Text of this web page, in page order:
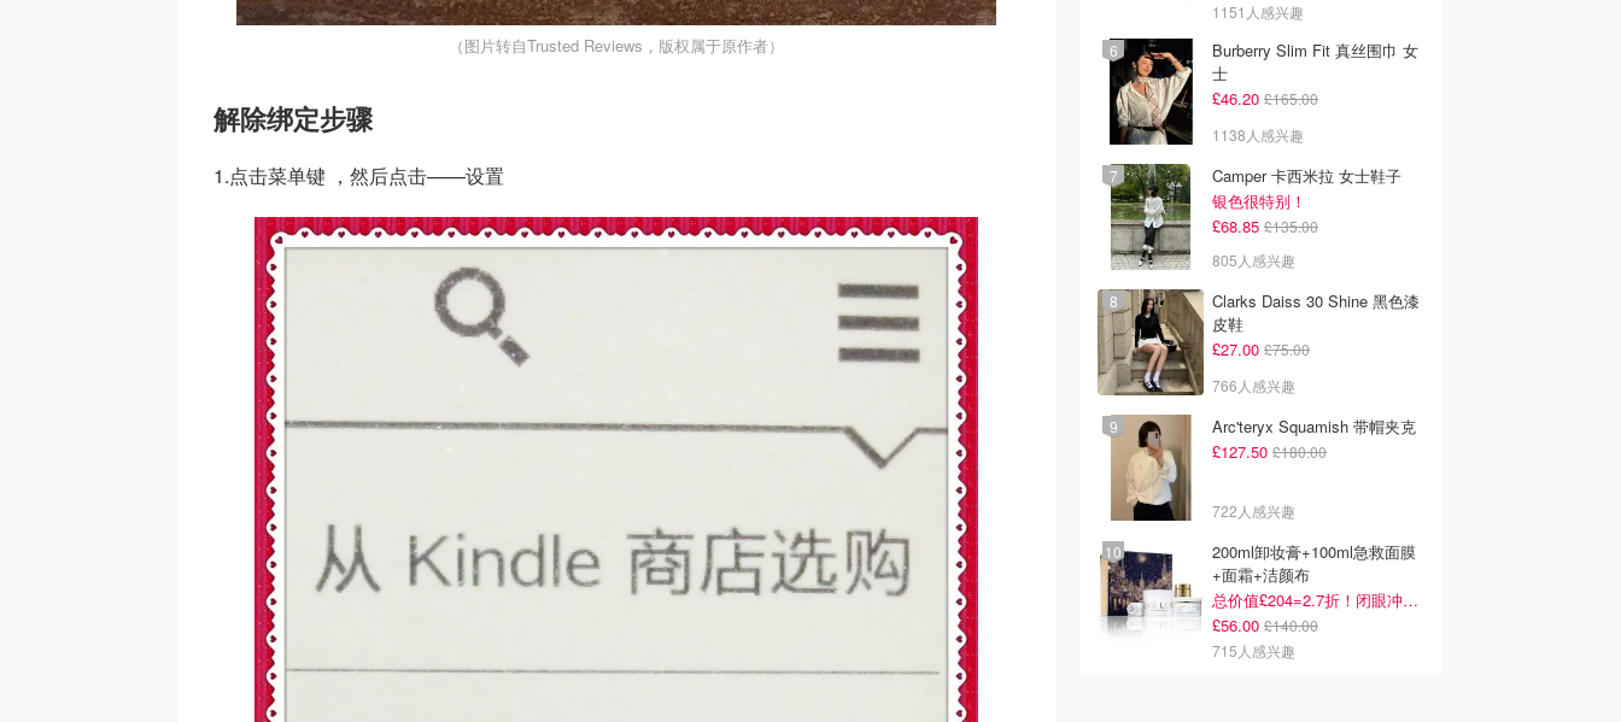
（图片转自Trusted Reviews，版权属于原作者）
解除绑定步骤
1.点击菜单键 ，然后点击——设置
1151人感兴趣
Burberry Slim Fit 真丝围巾 女
士
£46.20 £165.00
1138人感兴趣
Camper 卡西米拉 女士鞋子
银色很特别！
£68.85 £135.00
805人感兴趣
Clarks Daiss 30 Shine 黑色漆
皮鞋
£27.00 £75.00
766人感兴趣
Arc'teryx Squamish 带帽夹克
£127.50 £180.00
722人感兴趣
200ml卸妆膏+100ml急救面膜
+面霜+洁颜布
总价值£204=2.7折！闭眼冲这套！
£56.00 £140.00
715人感兴趣